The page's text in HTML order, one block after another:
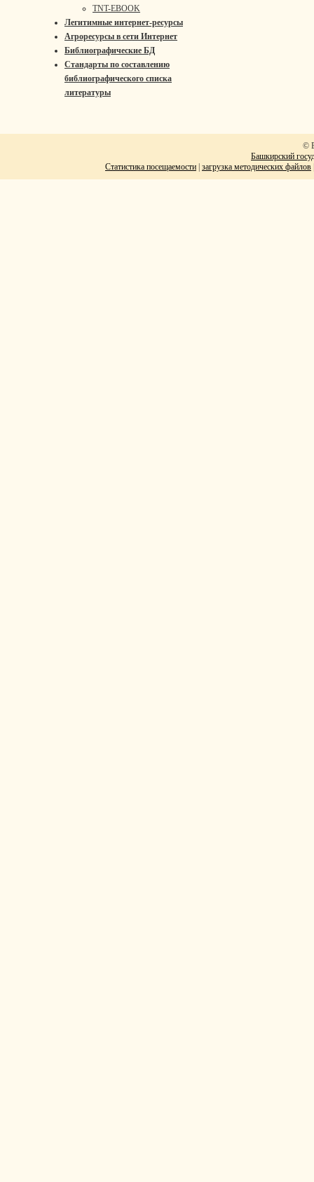
TNT-EBOOK
Легитимные интернет-ресурсы
Агроресурсы в сети Интернет
Библиографические БД
Стандарты по составлению
библиографического списка
литературы
©
Башкирский
Статистика посещаемости загрузка методических файлов